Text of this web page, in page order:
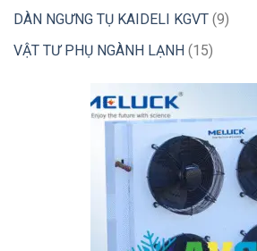
sản
phẩm
DÀN NGƯNG TỤ KAIDELI KGVT 99
VẬT TƯ PHỤ NGÀNH LẠNH 1515